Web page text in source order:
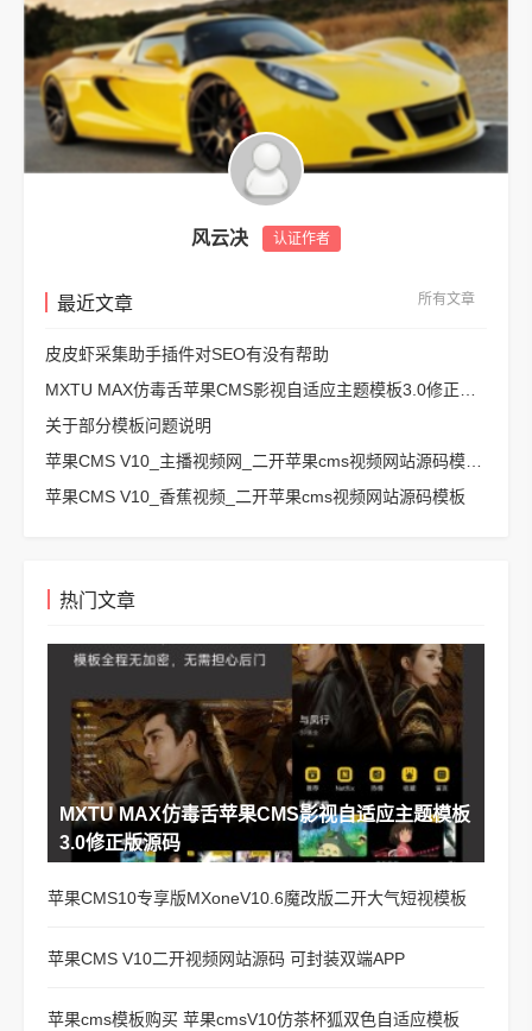
风云决 认证作者
最近文章 所有文章
皮皮虾采集助手插件对SEO有没有帮助
关于部分模板问题说明
苹果CMS V10_香蕉视频_二开苹果cms视频网站源码模板
热门文章
MXTU MAX仿毒舌苹果CMS影视自适应主题模板
3.0修正版源码
苹果CMS10专享版MXoneV10.6魔改版二开大气短视模板
苹果CMS V10二开视频网站源码 可封装双端APP
苹果cms模板购买 苹果cmsV10仿茶杯狐双色自适应模板